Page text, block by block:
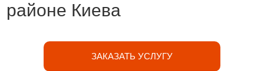
районе Киева
ЗАКАЗАТЬ УСЛУГУ